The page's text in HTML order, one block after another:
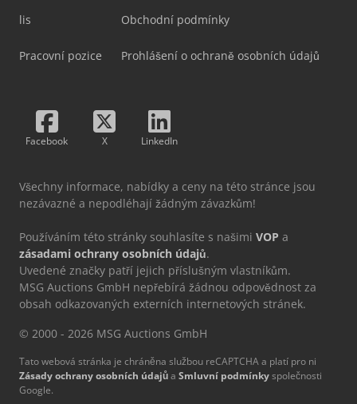
lis
Pracovní pozice
Obchodní podmínky
Prohlášení o ochraně osobních údajů
Facebook X LinkedIn
Všechny informace, nabídky a ceny na této stránce jsou
nezávazné a nepodléhají žádným závazkům!
Používáním této stránky souhlasíte s našimi VOP a
zásadami ochrany osobních údajů.
Uvedené značky patří jejich příslušným vlastníkům.
MSG Auctions GmbH nepřebírá žádnou odpovědnost za
obsah odkazovaných externích internetových stránek.
© 2000 - 2026 MSG Auctions GmbH
Tato webová stránka je chráněna službou reCAPTCHA a platí pro ni
Zásady ochrany osobních údajůa Smluvní podmínkyspolečnosti
Google.